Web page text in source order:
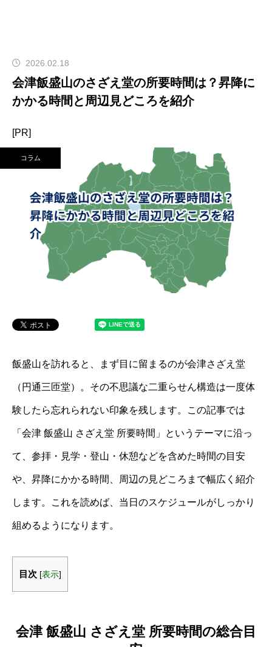
2026.02.18
会津飯盛山のさざえ堂の所要時間は？昇降に
かかる時間と周辺見どころを紹介
[PR]
コラム
飯盛山を訪れると、まず目に留まるのが会津さざえ堂
（円通三匝堂）。その不思議な二重らせん構造は一度体
験したら忘れられない印象を残します。この記事では
「会津 飯盛山 さざえ堂 所要時間」というテーマに沿っ
て、参拝・見学・登山・休憩などを含めた時間の目安
や、昇降にかかる時間、周辺の見どころまで幅広く紹介
します。これを読めば、当日のスケジュールがしっかり
組めるようになります。
目次 [表示]
会津 飯盛山 さざえ堂 所要時間の総合目